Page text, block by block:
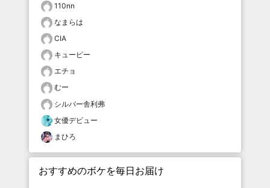
110nn
なまらは
CIA
キューピー
エチョ
むー
シルバー舎利弗
女優デビュー
まひろ
おすすめのボケを毎日お届け